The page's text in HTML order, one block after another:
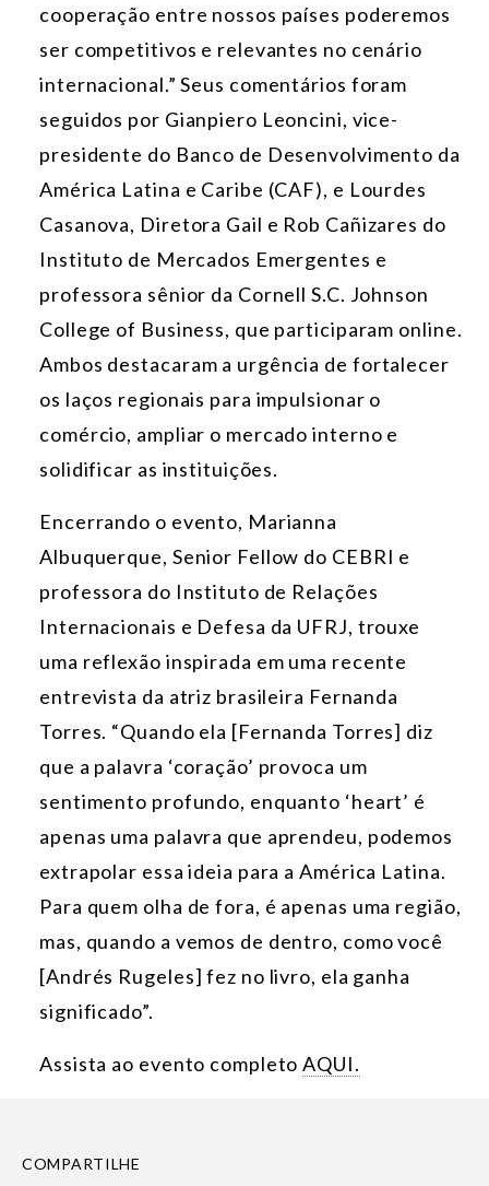
cooperação entre nossos países poderemos
ser competitivos e relevantes no cenário
internacional.” Seus comentários foram
seguidos por Gianpiero Leoncini, vice-
presidente do Banco de Desenvolvimento da
América Latina e Caribe (CAF), e Lourdes
Casanova, Diretora Gail e Rob Cañizares do
Instituto de Mercados Emergentes e
professora sênior da Cornell S.C. Johnson
College of Business, que participaram online.
Ambos destacaram a urgência de fortalecer
os laços regionais para impulsionar o
comércio, ampliar o mercado interno e
solidificar as instituições.
Encerrando o evento, Marianna
Albuquerque, Senior Fellow do CEBRI e
professora do Instituto de Relações
Internacionais e Defesa da UFRJ, trouxe
uma reflexão inspirada em uma recente
entrevista da atriz brasileira Fernanda
Torres. “Quando ela [Fernanda Torres] diz
que a palavra ‘coração’ provoca um
sentimento profundo, enquanto ‘heart’ é
apenas uma palavra que aprendeu, podemos
extrapolar essa ideia para a América Latina.
Para quem olha de fora, é apenas uma região,
mas, quando a vemos de dentro, como você
[Andrés Rugeles] fez no livro, ela ganha
significado”.
Assista ao evento completoAQUI.
COMPARTILHE